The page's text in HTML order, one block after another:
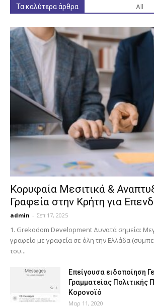
Τα καλύτερα άρθρα All
Κορυφαία Μεσιτικά &
Γραφεία στην Κρήτη για
admin - Σεπ 17, 2025
1. Grekodom Development Δυνατά σημεία:
γραφείο με γραφεία σε όλη την Ελλάδα
του...
Επείγουσα ειδοποίηση
Γραμματείας Πολιτικής
Κορονοϊό
Μαρ 11, 2020